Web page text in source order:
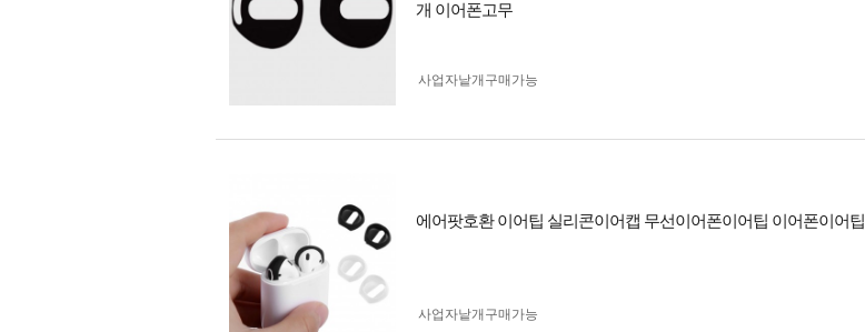
개 이어폰고무
사업자 낱개구매가능
에어팟호환 이어팁 실리콘이어캡 무선이어폰이어팁 이어폰이어팁
사업자 낱개구매가능